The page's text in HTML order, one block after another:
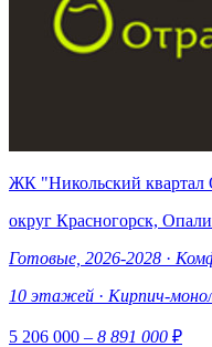
ЖК "Никольский квартал
округ Красногорск,
Готовые, 2026-2028 ·
10 этажей · Кирпич-
5 206 000 – 8 891 000 ₽